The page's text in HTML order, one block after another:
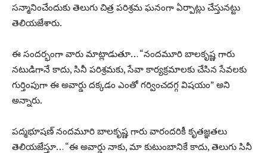
సన్మానించేందుకు తెలుగు చిత్ర పరిశ్రమ ఘనంగా ఏర్పాట్లు చేస్తునట్టు
తెలియజేశారు.
ఈ సందర్భంగా వారు మాట్లాడుతూ… “నందమూరి బాలకృష్ణ గారు
నటుడిగానే కాదు, సినీ పరిశ్రమకు, సేవా కార్యక్రమాలకు చేసిన సేవలకు
గుర్తింపుగా ఈ అవార్డు దక్కడం ఎంతో గర్వించదగ్గ విషయం” అని
అన్నారు.
పద్మభూషణ్ నందమూరి బాలకృష్ణ గారు వారందరికీ కృతజ్ఞతలు
తెలియజేస్తూ… “ఈ అవార్డు నాకు, మా కుటుంబానికే కాదు, తెలుగు సినీ